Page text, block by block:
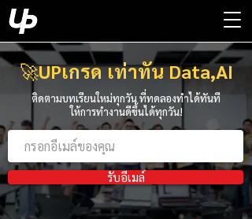
🚀UPเกรด เท่าทัน Data,AI
ติดตามบทเรียนใหม่ทุกวัน ที่ทดลองทำได้ทันที
ให้การทำงานดีขึ้นได้ทุกวัน!
รับอีเมล์